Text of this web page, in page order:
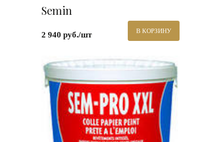
Semin
2 940 руб./шт В КОРЗИНУ